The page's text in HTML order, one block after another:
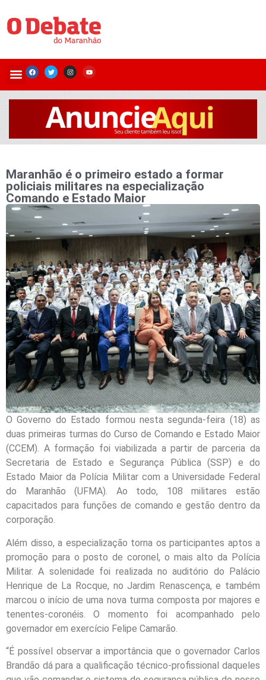
Maranhão é o primeiro estado a formar
policiais militares na especialização
Comando e Estado Maior
O Governo do Estado formou nesta segunda-feira (18) as
duas primeiras turmas do Curso de Comando e Estado Maior
(CCEM). A formação foi viabilizada a partir de parceria da
Secretaria de Estado e Segurança Pública (SSP) e do
Estado Maior da Polícia Militar com a Universidade Federal
do Maranhão (UFMA). Ao todo, 108 militares estão
capacitados para funções de comando e gestão dentro da
corporação.
Além disso, a especialização torna os participantes aptos a
promoção para o posto de coronel, o mais alto da Polícia
Militar. A solenidade foi realizada no auditório do Palácio
Henrique de La Rocque, no Jardim Renascença, e também
marcou o início de uma nova turma composta por majores e
tenentes-coronéis. O momento foi acompanhado pelo
governador em exercício Felipe Camarão.
“É possível observar a importância que o governador Carlos
Brandão dá para a qualificação técnico-profissional daqueles